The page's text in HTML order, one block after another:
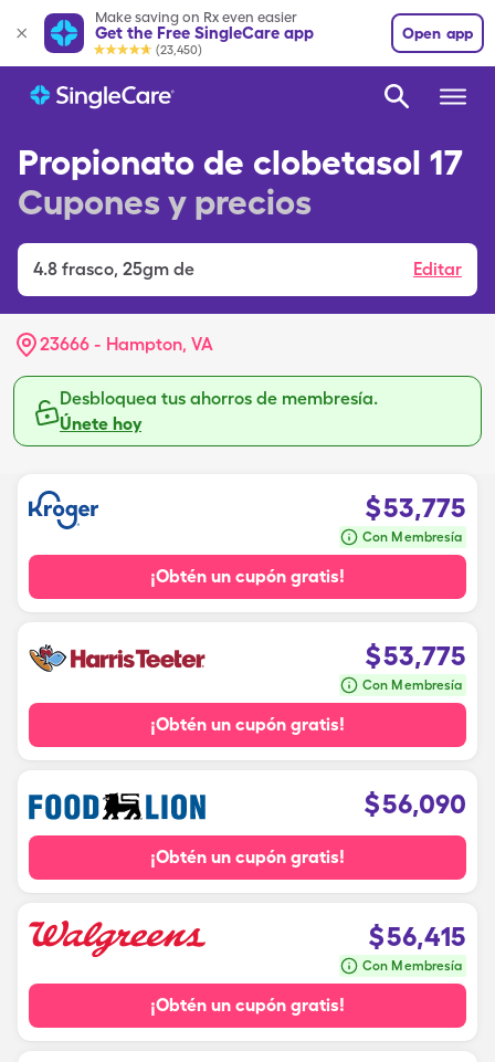
Make saving on Rx even easier
Get the Free SingleCare app
(23,450)
Open app
Propionato de clobetasol 17
Cupones y precios
4.8 frasco, 25gm de Editar
23666 - Hampton, VA
Desbloquea tus ahorros de membresía.
Únete hoy
$53,775
Con Membresía
¡Obtén un cupón gratis!
$53,775
Con Membresía
¡Obtén un cupón gratis!
$56,090
¡Obtén un cupón gratis!
$56,415
Con Membresía
¡Obtén un cupón gratis!